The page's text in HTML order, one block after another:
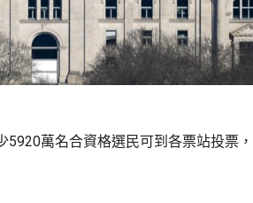
5920萬名合資格選民可到各票站投票